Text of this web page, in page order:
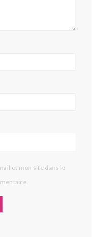
et mon site dans le